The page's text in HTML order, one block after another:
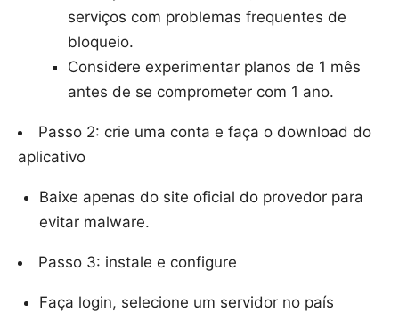
serviços com problemas frequentes de
bloqueio.
Considere experimentar planos de 1 mês
antes de se comprometer com 1 ano.
Passo 2: crie uma conta e faça o download do
aplicativo
Baixe apenas do site oficial do provedor para
evitar malware.
Passo 3: instale e configure
Faça login, selecione um servidor no país